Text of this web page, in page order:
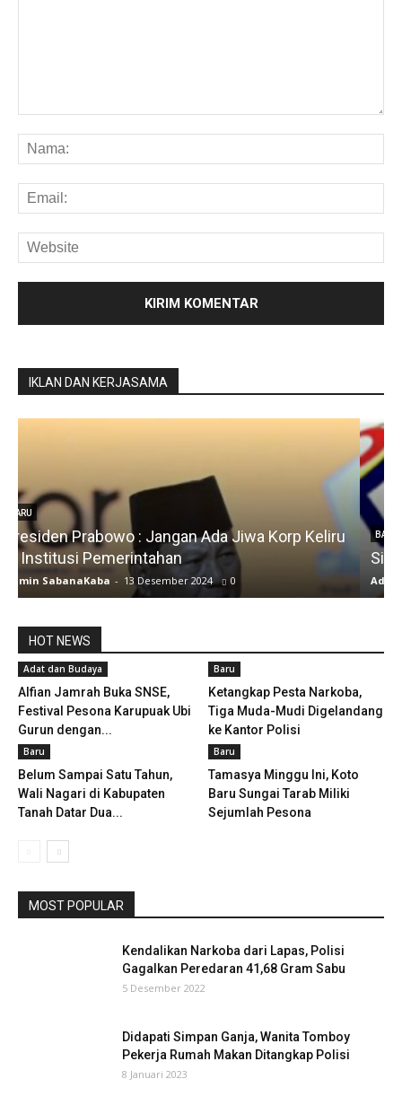
IKLAN DAN KERJASAMA
BARU
Silfia Hanani
Admin SabanaKaba - 19 Juni 2024 1486
HOT NEWS
Adat dan Budaya
Alfian Jamrah Buka SNSE,
Festival Pesona Karupuak Ubi
Gurun dengan...
Baru
Ketangkap Pesta Narkoba,
Tiga Muda-Mudi Digelandang
ke Kantor Polisi
Baru
Belum Sampai Satu Tahun,
Wali Nagari di Kabupaten
Tanah Datar Dua...
Baru
Tamasya Minggu Ini, Koto
Baru Sungai Tarab Miliki
Sejumlah Pesona
MOST POPULAR
Kendalikan Narkoba dari Lapas, Polisi
Gagalkan Peredaran 41,68 Gram Sabu
5 Desember 2022
Didapati Simpan Ganja, Wanita Tomboy
Pekerja Rumah Makan Ditangkap Polisi
8 Januari 2023